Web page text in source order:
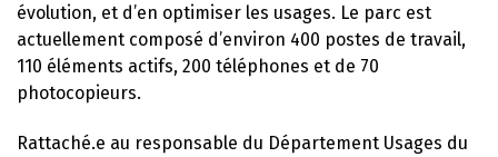
évolution, et d’en optimiser les usages. Le parc est
actuellement composé d’environ 400 postes de travail,
110 éléments actifs, 200 téléphones et de 70
photocopieurs.
Rattaché.e au responsable du Département Usages du